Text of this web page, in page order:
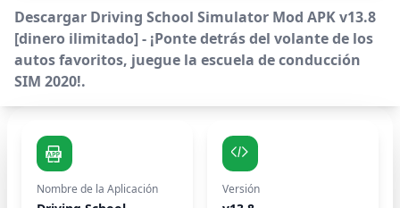
Descargar Driving School Simulator Mod APK v13.8
[dinero ilimitado] - ¡Ponte detrás del volante de los
autos favoritos, juegue la escuela de conducción
SIM 2020!.
Nombre de la Aplicación Versión